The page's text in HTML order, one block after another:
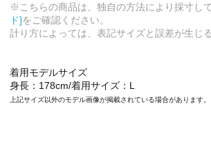
※こちらの商品は、独自の方法により採寸し
ド]をご確認ください。
計り方によっては、表記サイズと誤差が生じ
着用モデルサイズ
身長：178cm/着用サイズ：L
上記サイズ以外のモデル画像が掲載されている場合があります。